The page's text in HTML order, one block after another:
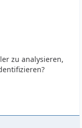
zu analysieren,